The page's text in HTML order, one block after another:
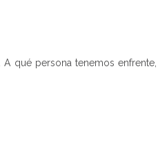
A qué persona tenemos